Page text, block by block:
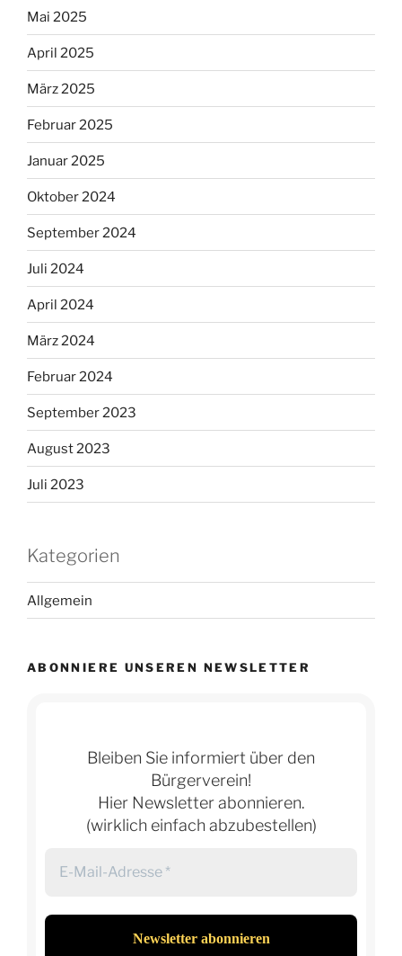
Mai 2025
April 2025
März 2025
Februar 2025
Januar 2025
Oktober 2024
September 2024
Juli 2024
April 2024
März 2024
Februar 2024
September 2023
August 2023
Juli 2023
Kategorien
Allgemein
ABONNIERE UNSEREN NEWSLETTER
Bleiben Sie informiert über den
Bürgerverein!
Hier Newsletter abonnieren.
(wirklich einfach abzubestellen)